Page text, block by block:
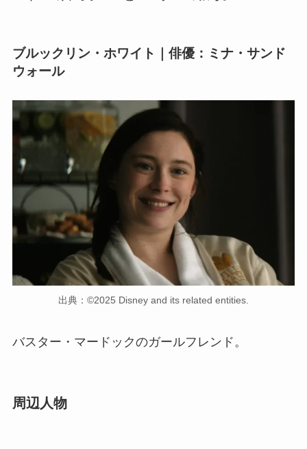
ブルックリン・ホワイト｜俳優：ミナ・サンド
ウォール
出典：©2025 Disney and its related entities.
バスター・マードックのガールフレンド。
周辺人物